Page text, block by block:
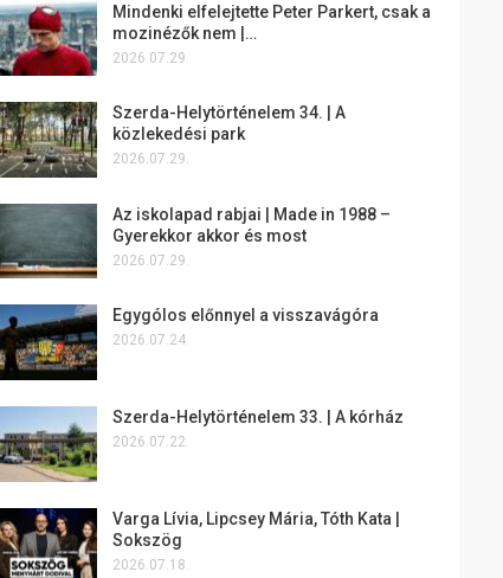
Mindenki elfelejtette Peter Parkert, csak a
mozinézők nem |…
2026.07.29.
Szerda-Helytörténelem 34. | A
közlekedési park
2026.07.29.
Az iskolapad rabjai | Made in 1988 –
Gyerekkor akkor és most
2026.07.29.
Egygólos előnnyel a visszavágóra
2026.07.24.
Szerda-Helytörténelem 33. | A kórház
2026.07.22.
Varga Lívia, Lipcsey Mária, Tóth Kata |
Sokszög
2026.07.18.